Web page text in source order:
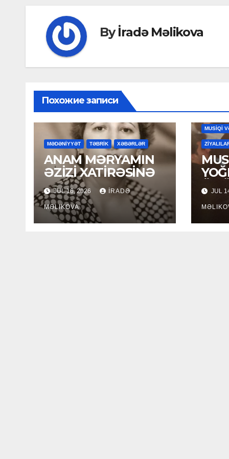
Byİradə Məlikova
Похожие записи
MƏDƏNİYYƏT TƏBRİK XƏBƏRLƏR
ANAM MƏRYAMIN
ƏZİZİ XATİRƏSİNƏ
JUL 16, 2026 İRADƏ
MƏLIKOVA
MUSİQİ
JUL